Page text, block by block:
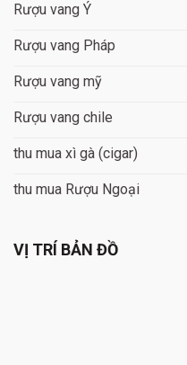
Rượu vang Ý
Rượu vang Pháp
Rượu vang mỹ
Rượu vang chile
thu mua xì gà (cigar)
thu mua Rượu Ngoại
VỊ TRÍ BẢN ĐỒ